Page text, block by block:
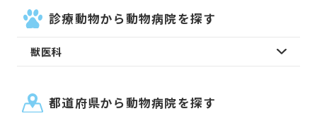
診療動物から動物病院を探す
獣医科
都道府県から動物病院を探す